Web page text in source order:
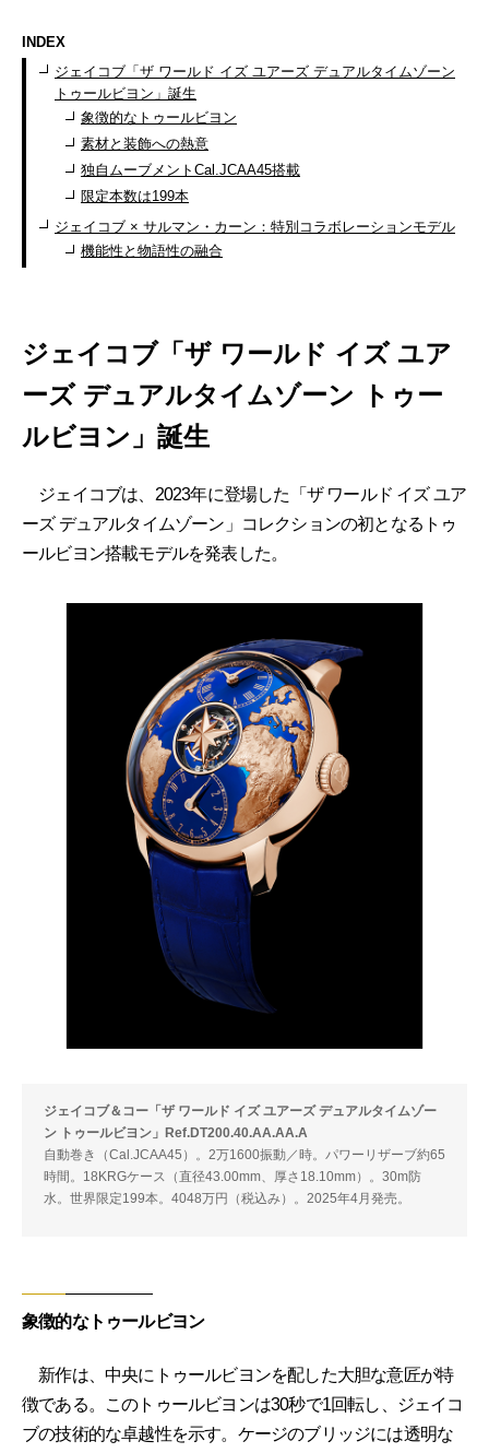
INDEX
ジェイコブ「ザ ワールド イズ ユアーズ デュアルタイムゾーン
トゥールビヨン」誕生
象徴的なトゥールビヨン
素材と装飾への熱意
独自ムーブメントCal.JCAA45搭載
限定本数は199本
ジェイコブ × サルマン・カーン：特別コラボレーションモデル
機能性と物語性の融合
ジェイコブ「ザ ワールド イズ ユア
ーズ デュアルタイムゾーン トゥー
ルビヨン」誕生
ジェイコブは、2023年に登場した「ザ ワールド イズ ユア
ーズ デュアルタイムゾーン」コレクションの初となるトゥ
ールビヨン搭載モデルを発表した。
ジェイコブ＆コー「ザ ワールド イズ ユアーズ デュアルタイムゾー
ン トゥールビヨン」Ref.DT200.40.AA.AA.A
自動巻き（Cal.JCAA45）。2万1600振動／時。パワーリザーブ約65
時間。18KRGケース（直径43.00mm、厚さ18.10mm）。30m防
水。世界限定199本。4048万円（税込み）。2025年4月発売。
象徴的なトゥールビヨン
新作は、中央にトゥールビヨンを配した大胆な意匠が特
徴である。このトゥールビヨンは30秒で1回転し、ジェイコ
ブの技術的な卓越性を示す。ケージのブリッジには透明な